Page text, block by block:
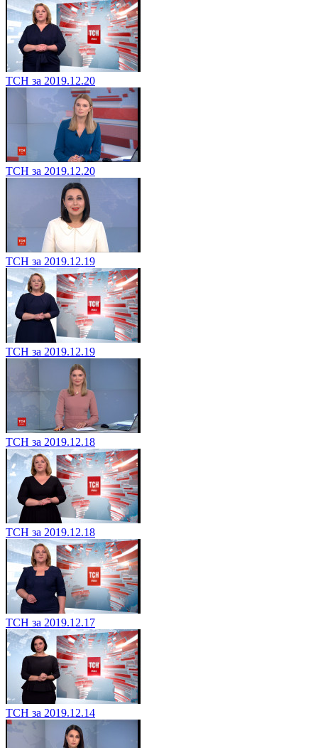
ТСН за 2019.12.20
ТСН за 2019.12.20
ТСН за 2019.12.19
ТСН за 2019.12.19
ТСН за 2019.12.18
ТСН за 2019.12.18
ТСН за 2019.12.17
ТСН за 2019.12.14